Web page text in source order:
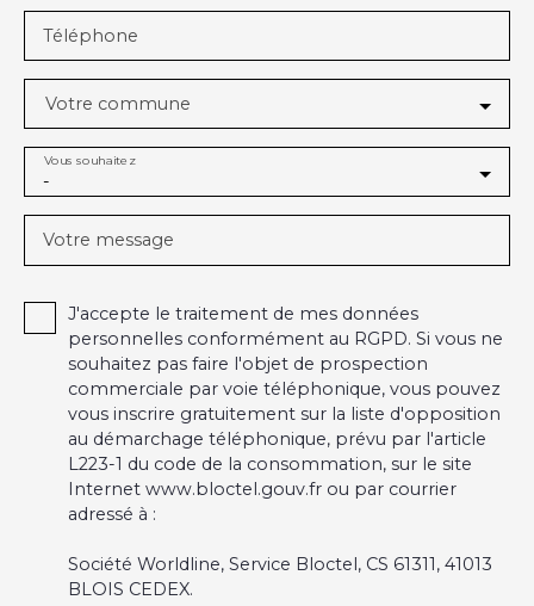
Téléphone
Votre commune
-
Vous souhaitez
Votre message
J'accepte le traitement de mes données
personnelles conformément au RGPD. Si vous ne
souhaitez pas faire l'objet de prospection
commerciale par voie téléphonique, vous pouvez
vous inscrire gratuitement sur la liste d'opposition
au démarchage téléphonique, prévu par l'article
L223-1 du code de la consommation, sur le site
Internet www.bloctel.gouv.fr ou par courrier
adressé à :
Société Worldline, Service Bloctel, CS 61311, 41013
BLOIS CEDEX.